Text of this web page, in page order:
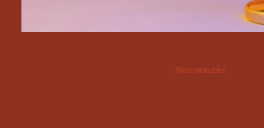
Nouveautés